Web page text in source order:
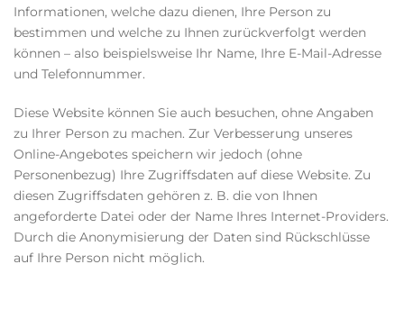
Informationen, welche dazu dienen, Ihre Person zu
bestimmen und welche zu Ihnen zurückverfolgt werden
können – also beispielsweise Ihr Name, Ihre E-Mail-Adresse
und Telefonnummer.
Diese Website können Sie auch besuchen, ohne Angaben
zu Ihrer Person zu machen. Zur Verbesserung unseres
Online-Angebotes speichern wir jedoch (ohne
Personenbezug) Ihre Zugriffsdaten auf diese Website. Zu
diesen Zugriffsdaten gehören z. B. die von Ihnen
angeforderte Datei oder der Name Ihres Internet-Providers.
Durch die Anonymisierung der Daten sind Rückschlüsse
auf Ihre Person nicht möglich.